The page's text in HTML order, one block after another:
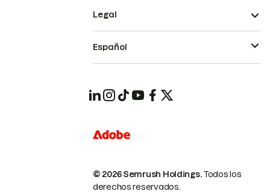
© 2026 Semrush Holdings.Todos los
derechos reservados.
Legal
Español